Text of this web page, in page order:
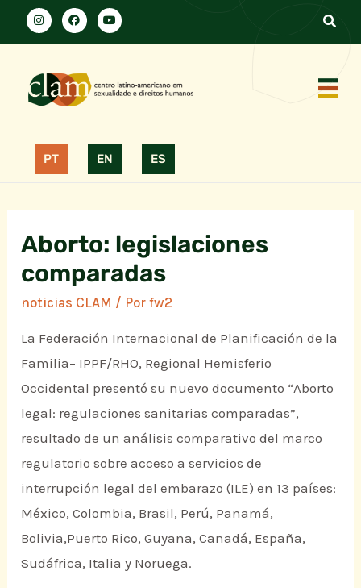
PT EN ES
Aborto: legislaciones
comparadas
noticias CLAM / Porfw2
La Federación Internacional de Planificación de la
Familia– IPPF/RHO, Regional Hemisferio
Occidental presentó su nuevo documento “Aborto
legal: regulaciones sanitarias comparadas”,
resultado de un análisis comparativo del marco
regulatorio sobre acceso a servicios de
interrupción legal del embarazo (ILE) en 13 países:
México, Colombia, Brasil, Perú, Panamá,
Bolivia,Puerto Rico, Guyana, Canadá, España,
Sudáfrica, Italia y Noruega.